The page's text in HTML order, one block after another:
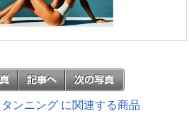
ンニング に関連する商品